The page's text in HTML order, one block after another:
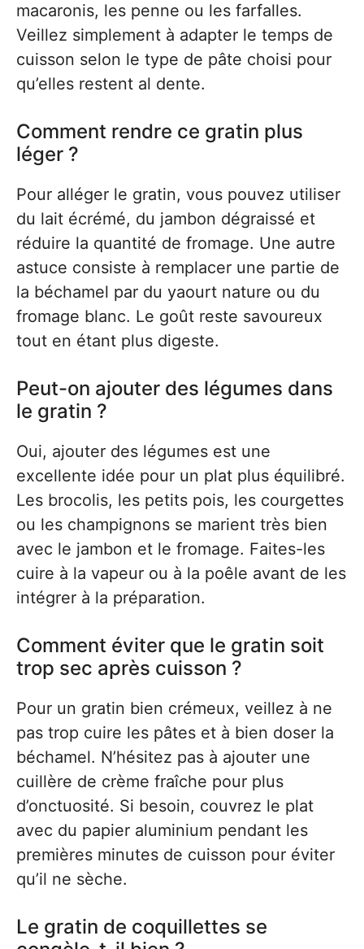
macaronis, les penne ou les farfalles.
Veillez simplement à adapter le temps de
cuisson selon le type de pâte choisi pour
qu’elles restent al dente.
Comment rendre ce gratin plus
léger ?
Pour alléger le gratin, vous pouvez utiliser
du lait écrémé, du jambon dégraissé et
réduire la quantité de fromage. Une autre
astuce consiste à remplacer une partie de
la béchamel par du yaourt nature ou du
fromage blanc. Le goût reste savoureux
tout en étant plus digeste.
Peut-on ajouter des légumes dans
le gratin ?
Oui, ajouter des légumes est une
excellente idée pour un plat plus équilibré.
Les brocolis, les petits pois, les courgettes
ou les champignons se marient très bien
avec le jambon et le fromage. Faites-les
cuire à la vapeur ou à la poêle avant de les
intégrer à la préparation.
Comment éviter que le gratin soit
trop sec après cuisson ?
Pour un gratin bien crémeux, veillez à ne
pas trop cuire les pâtes et à bien doser la
béchamel. N’hésitez pas à ajouter une
cuillère de crème fraîche pour plus
d’onctuosité. Si besoin, couvrez le plat
avec du papier aluminium pendant les
premières minutes de cuisson pour éviter
qu’il ne sèche.
Le gratin de coquillettes se